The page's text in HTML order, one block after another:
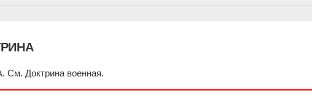
Доктрина военная.